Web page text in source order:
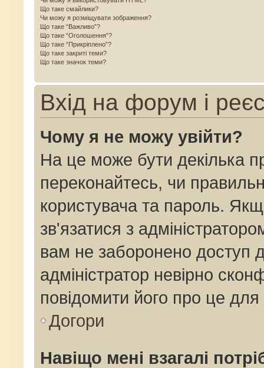
Що таке смайлики?
Чи можу я розміщувати зображення?
Що таке “Важливо”?
Що таке “Оголошення”?
Що таке “Прикріплено”?
Що таке закриті теми?
Що таке значок теми?
Вхід на форум і
Чому я не можу увійти?
На це може бути декілька
переконайтесь, чи
користувача та пароль.
зв'язатися з
вам не заборонено
адміністратор невірно
повідомити його про це
Догори
Навіщо мені взагалі